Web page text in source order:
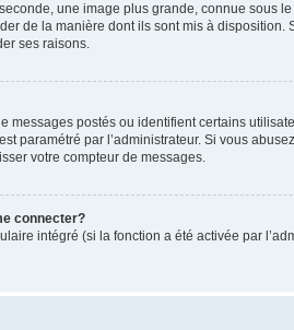
une image plus grande, connue sous
de la manière dont ils sont mis à disposition.
ses raisons.
postés ou identifient certains
paramétré par l’administrateur. Si vous
votre compteur de messages.
connecter?
intégré (si la fonction a été activée par